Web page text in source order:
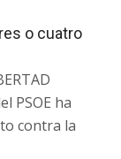
o cuatro
PSOE ha
contra la